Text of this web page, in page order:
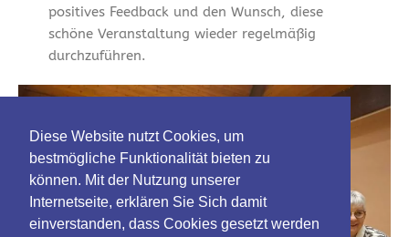
positives Feedback und den Wunsch, diese
schöne Veranstaltung wieder regelmäßig
durchzuführen.
Diese Website nutzt Cookies, um
bestmögliche Funktionalität bieten zu
können. Mit der Nutzung unserer
Internetseite, erklären Sie Sich damit
einverstanden, dass Cookies gesetzt werden